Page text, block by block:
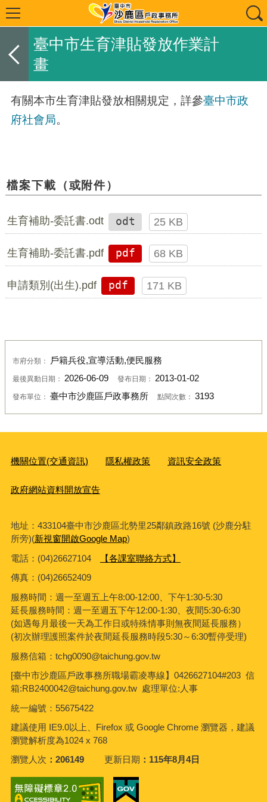
臺中市生育津貼發放作業計
畫
有關本市生育津貼發放相關規定，詳參臺中市政
府社會局。
檔案下載（或附件）
生育補助-委託書.odt odt 25 KB
生育補助-委託書.pdf pdf 68 KB
申請類別(出生).pdf pdf 171 KB
市府分類： 戶籍兵役,宣導活動,便民服務
最後異動日期： 2026-06-09 發布日期： 2013-01-02
發布單位： 臺中市沙鹿區戶政事務所 點閱次數： 3193
機關位置(交通資訊) 隱私權政策 資訊安全政策
政府網站資料開放宣告
地址：433104臺中市沙鹿區北勢里25鄰鎮政路16號 (沙鹿分駐
所旁)(新視窗開啟Google Map)
電話：(04)26627104
【各課室聯絡方式】
傳真： (04)26652409
服務時間：週一至週五上午8:00-12:00、下午1:30-5:30
延長服務時間：週一至週五下午12:00-1:30、夜間5:30-6:30
(如遇每月最後一天為工作日或特殊情事則無夜間延長服務）
(初次辦理護照案件於夜間延長服務時段5:30～6:30暫停受理)
服務信箱：tchg0090@taichung.gov.tw
[臺中市沙鹿區戶政事務所職場霸凌專線】0426627104#203 信
箱:RB2400042@taichung.gov.tw 處理單位:人事
統一編號：55675422
建議使用 IE9.0以上、Firefox 或 Google Chrome 瀏覽器，建議
瀏覽解析度為1024 x 768
瀏覽人次
206149 更新日期 115年8月4日